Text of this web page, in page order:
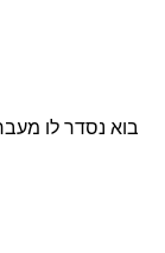
בוא נסדר לו